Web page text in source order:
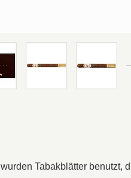
wurden Tabakblätter benutzt,